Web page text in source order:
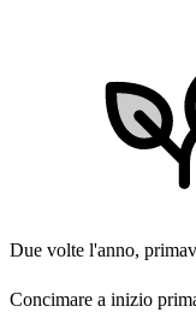
Due volte l'anno,
Concimare a inizio